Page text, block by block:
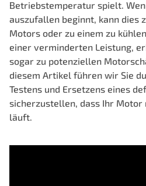
Betriebstemperatur spielt.
auszufallen beginnt, kann dies
Motors oder zu einem zu
einer verminderten Leistung,
sogar zu potenziellen
diesem Artikel führen wir Sie
Testens und Ersetzens eines
sicherzustellen, dass Ihr
läuft.